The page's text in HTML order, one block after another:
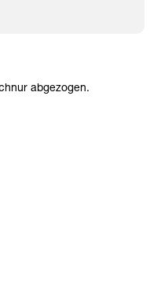
abgezogen.